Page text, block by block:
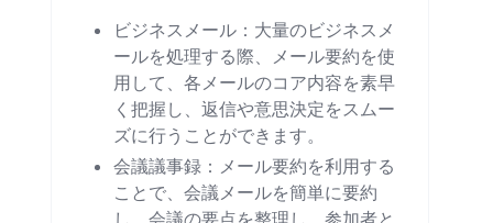
ビジネスメール：大量のビジネスメ
ールを処理する際、メール要約を使
用して、各メールのコア内容を素早
く把握し、返信や意思決定をスムー
ズに行うことができます。
会議議事録：メール要約を利用する
ことで、会議メールを簡単に要約
し、会議の要点を整理し、参加者と